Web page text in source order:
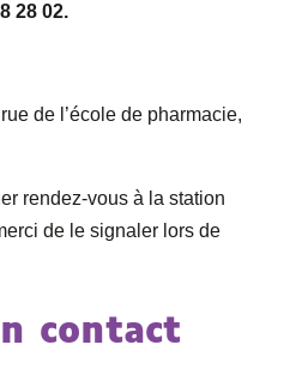
28 02.
de l’école de pharmacie,
rendez-vous à la station
de le signaler lors de
contact